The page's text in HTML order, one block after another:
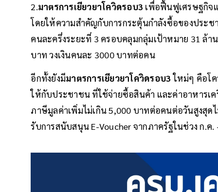
2.มาตรการเยียวยาโควิดรอบ3 เพื่อฟื้นฟูเศรษฐกิจ
โดยให้ความสำคัญกับการกระตุ้นกำลังซื้อของประช
คนละครึ่งระยะที่ 3 ครอบคลุมกลุ่มเป้าหมาย 31 ล้
บาท วงเงินคนละ 3000 บาทต่อคน
อีกทั้งยังมีมาตรการเยียวยาโควิดรอบ3ใหม่ๆ คือโค
ให้กับประชาชน ที่ใช้จ่ายซื้อสินค้า และค่าอาหารเ
ภาษีมูลค่าเพิ่มไม่เกิน 5,000 บาทต่อคนต่อวันสูงสุด
รับการสนับสนุน E-Voucher จากภาครัฐในช่วง ก.ค